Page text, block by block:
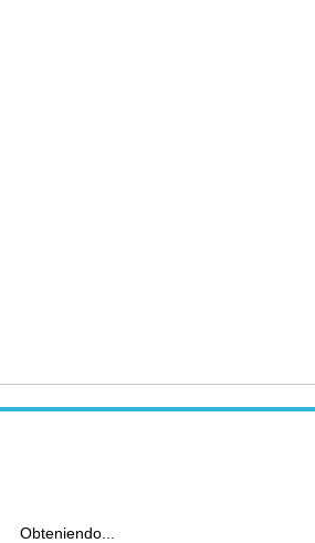
Obteniendo...